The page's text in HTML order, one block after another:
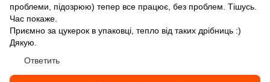
проблеми, підозрюю) тепер все працює, без проблем. Тішусь.
Час покаже.
Приємно за цукерок в упаковці, тепло від таких дрібниць :)
Дякую.
Ответить